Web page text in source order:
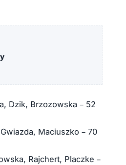
Dzik, Brzozowska – 52
Maciuszko – 70
Rajchert, Placzke –